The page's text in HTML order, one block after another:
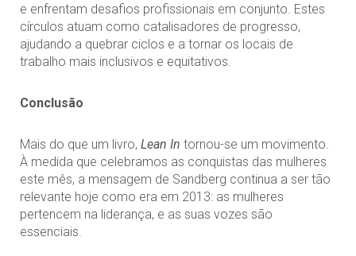
e enfrentam desafios profissionais em conjunto. Estes
círculos atuam como catalisadores de progresso,
ajudando a quebrar ciclos e a tornar os locais de
trabalho mais inclusivos e equitativos.
Conclusão
Mais do que um livro, Lean In tornou-se um movimento.
À medida que celebramos as conquistas das mulheres
este mês, a mensagem de Sandberg continua a ser tão
relevante hoje como era em 2013: as mulheres
pertencem na liderança, e as suas vozes são
essenciais.